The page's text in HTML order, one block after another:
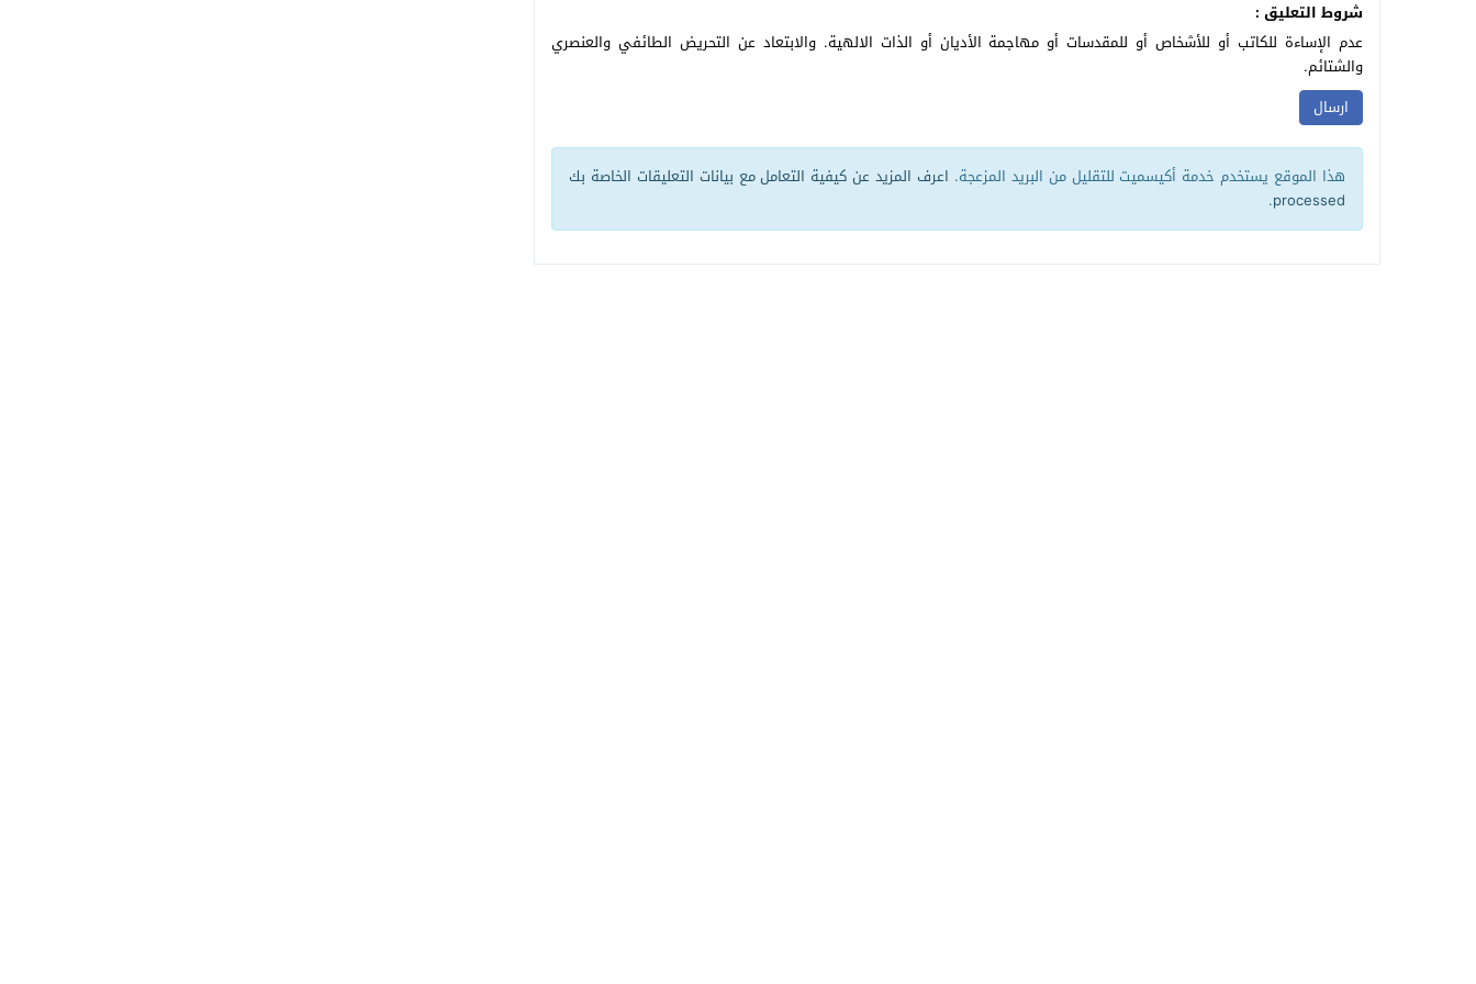
شروط التعليق :
عدم الإساءة للكاتب أو للأشخاص أو للمقدسات أو مهاجمة الأديان أو الذات الالهية. والابتعاد عن التحريض الطائفي والعنصري
والشتائم.
هذا الموقع يستخدم خدمة أكيسميت للتقليل من البريد المزعجة. اعرف المزيد عن كيفية التعامل مع بيانات التعليقات الخاصة بك
processed
.